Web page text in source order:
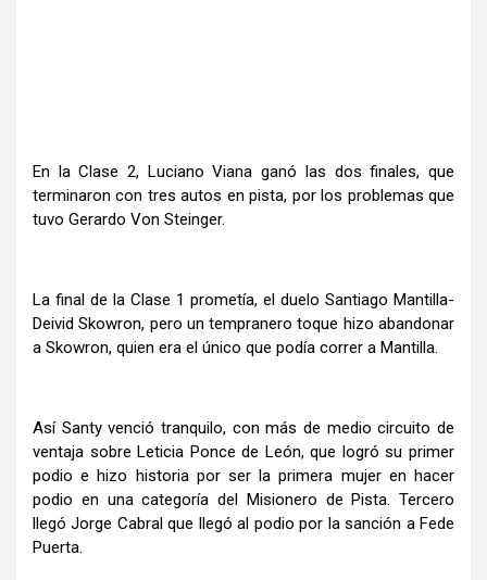
En la Clase 2, Luciano Viana ganó las dos finales, que
terminaron con tres autos en pista, por los problemas que
tuvo Gerardo Von Steinger.
La final de la Clase 1 prometía, el duelo Santiago Mantilla-
Deivid Skowron, pero un tempranero toque hizo abandonar
a Skowron, quien era el único que podía correr a Mantilla.
Así Santy venció tranquilo, con más de medio circuito de
ventaja sobre Leticia Ponce de León, que logró su primer
podio e hizo historia por ser la primera mujer en hacer
podio en una categoría del Misionero de Pista. Tercero
llegó Jorge Cabral que llegó al podio por la sanción a Fede
Puerta.